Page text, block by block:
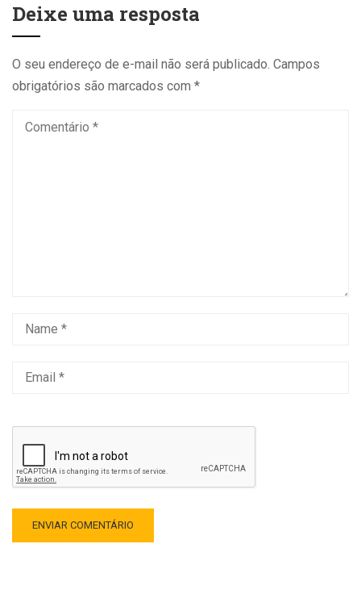
Deixe uma resposta
O seu endereço de e-mail não será publicado. Campos
obrigatórios são marcados com *